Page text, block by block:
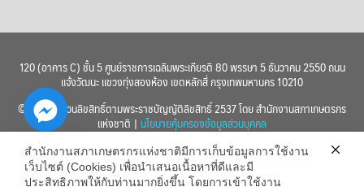
120 (อาคาร C) ชั้น 5 ศูนย์ราชการเฉลิมพระเกียรติ 80 พรรษา 5 ธันวาคม 2550 ถนน
แจ้งวัฒนะ แขวงทุ่งสองห้อง เขตหลักสี่ กรุงเทพมหานคร 10210
© 2560 สงวนลิขสิทธิ์ตามพระราชบัญญัติลิขสิทธิ์ 2537 โดย สำนักงานสภาเกษตรกร
แห่งชาติ | นโยบายคุ้มครองข้อมูลส่วนบุคคล
สำนักงานสภาเกษตรกรแห่งชาติมีการเก็บข้อมูลการใช้งาน
เว็บไซต์ (Cookies) เพื่อนำเสนอเนื้อหาที่ดีและมี
ประสิทธิภาพให้กับท่านมากยิ่งขึ้น โดยการเข้าใช้งาน